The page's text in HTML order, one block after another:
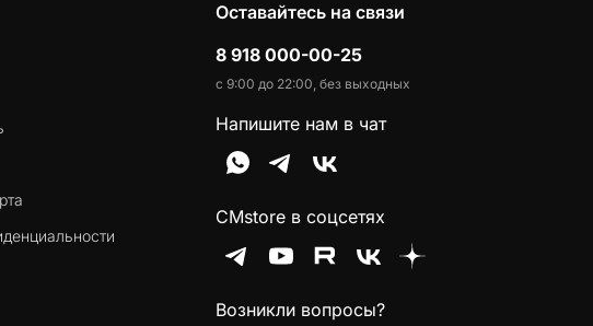
Оставайтесь на связи
8 918 000-00-25
с 9:00 до 22:00, без выходных
Напишите нам в чат
CMstore в соцсетях
Возникли вопросы?